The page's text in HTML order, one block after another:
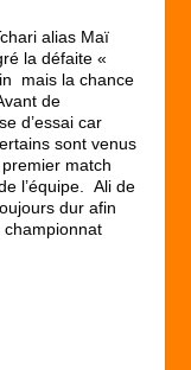
alias Maï
la défaite «
mais la chance
de
d’essai car
sont venus
match
l’équipe. Ali de
dur afin